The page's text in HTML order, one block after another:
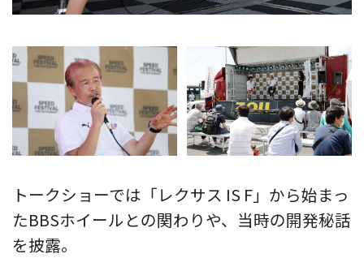
トークショーでは「レクサス IS F」から始まっ
たBBSホイールとの関わりや、当時の開発秘話
を披露。